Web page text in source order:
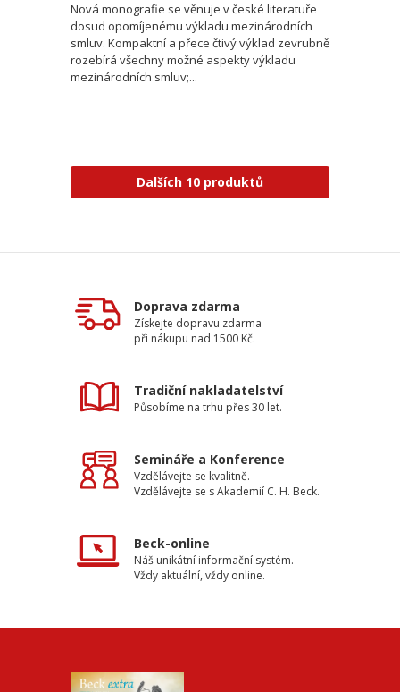
Nová monografie se věnuje v české literatuře
dosud opomíjenému výkladu mezinárodních
smluv. Kompaktní a přece čtivý výklad zevrubně
rozebírá všechny možné aspekty výkladu
mezinárodních smluv;...
Dalších 10 produktů
Doprava zdarma
Získejte dopravu zdarma
při nákupu nad 1500 Kč.
Tradiční nakladatelství
Působíme na trhu přes 30 let.
Semináře a Konference
Vzdělávejte se kvalitně.
Vzdělávejte se s Akademií C. H. Beck.
Beck-online
Náš unikátní informační systém.
Vždy aktuální, vždy online.